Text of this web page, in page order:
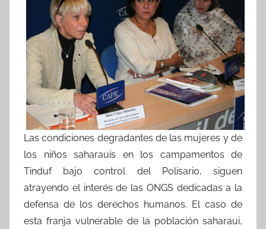
Las condiciones degradantes de las mujeres y de
los niños saharauis en los campamentos de
Tinduf bajo control del Polisario, siguen
atrayendo el interés de las ONGS dedicadas a la
defensa de los derechos humanos. El caso de
esta franja vulnerable de la población saharaui,